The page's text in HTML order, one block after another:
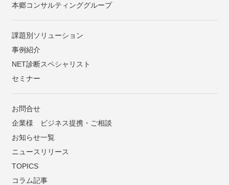
本郷コンサルティンググループ
課題別ソリューション
事例紹介
NET診断スペシャリスト
セミナー
お問合せ
企業様 ビジネス提携・ご相談
お知らせ一覧
ニュースリリース
TOPICS
コラム記事